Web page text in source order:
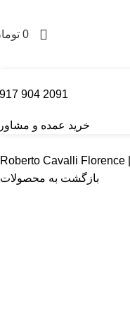
0
2091 904 0917
خرید عمده و
بازگشت به محصولات